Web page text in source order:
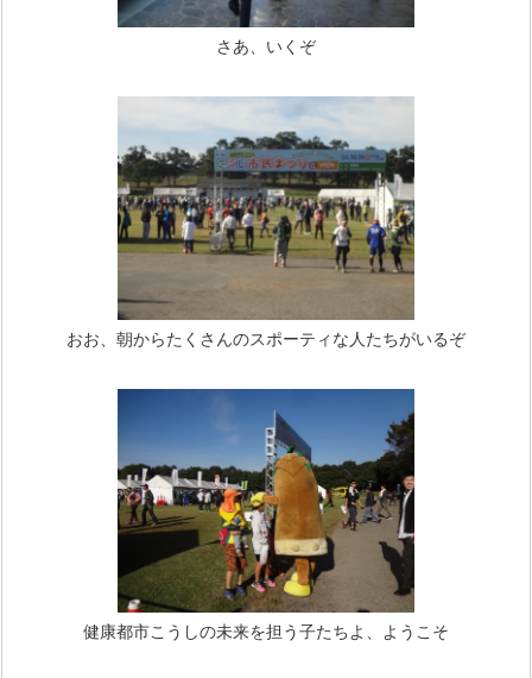
さあ、いくぞ
おお、朝からたくさんのスポーティな人たちがいるぞ
健康都市こうしの未来を担う子たちよ、ようこそ